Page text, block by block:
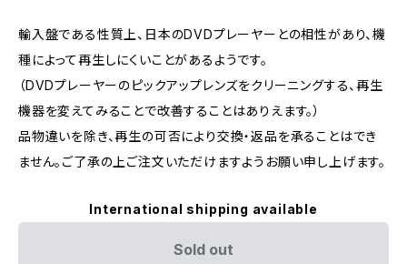
輸入盤である性質上、日本のDVDプレーヤーとの相性があり、機
種によって再生しにくいことがあるようです。
（DVDプレーヤーのピックアップレンズをクリーニングする、再生
機器を変えてみることで改善することはありえます。）
品物違いを除き、再生の可否により交換・返品を承ることはでき
ません。ご了承の上ご注文いただけますようお願い申し上げます。
International shipping available
Sold out